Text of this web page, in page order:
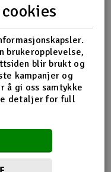
machine (6)
brukeropplevelse,
blir brukt og
kampanjer og
å gi oss samtykke
detaljer for full